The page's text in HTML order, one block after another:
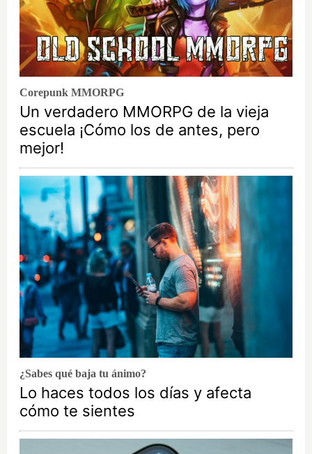
Corepunk MMORPG
Un verdadero MMORPG de la vieja
escuela ¡Cómo los de antes, pero
mejor!
¿Sabes qué baja tu ánimo?
Lo haces todos los días y afecta
cómo te sientes